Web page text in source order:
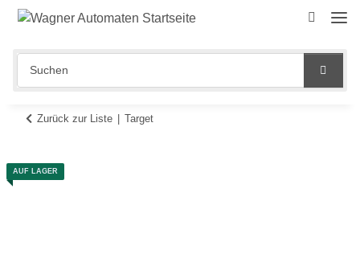
Zurück zur Liste Target
AUF LAGER